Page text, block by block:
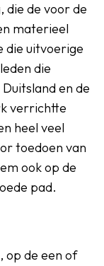
die de voor de
materieel
die uitvoerige
die
en de
verrichtte
heel veel
toedoen van
ook op de
pad.
op de een of